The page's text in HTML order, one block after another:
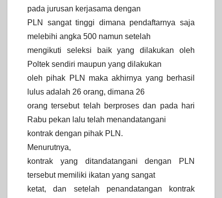
pada jurusan kerjasama dengan
PLN sangat tinggi dimana pendaftarnya saja
melebihi angka 500 namun setelah
mengikuti seleksi baik yang dilakukan oleh
Poltek sendiri maupun yang dilakukan
oleh pihak PLN maka akhirnya yang berhasil
lulus adalah 26 orang, dimana 26
orang tersebut telah berproses dan pada hari
Rabu pekan lalu telah menandatangani
kontrak dengan pihak PLN.
Menurutnya,
kontrak yang ditandatangani dengan PLN
tersebut memiliki ikatan yang sangat
ketat, dan setelah penandatangan kontrak